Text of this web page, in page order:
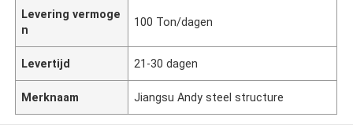
Levering vermoge
n
100 Ton/dagen
Levertijd 21-30 dagen
Merknaam Jiangsu Andy steel structure